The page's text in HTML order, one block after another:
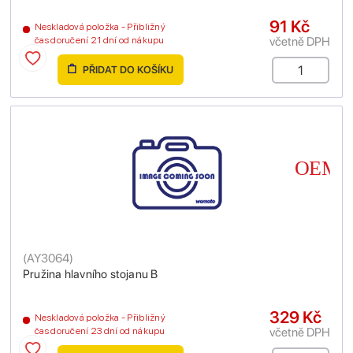
Neskladová položka - Přibližný
čas doručení 21 dní od nákupu
91 Kč
včetně DPH
PŘIDAT DO KOŠÍKU
Pružina hlavního stojanu B
(AY3064)
Neskladová položka - Přibližný
čas doručení 23 dní od nákupu
329 Kč
včetně DPH